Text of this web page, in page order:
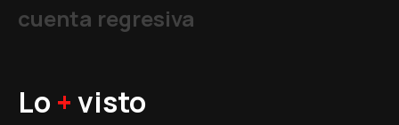
cuenta regresiva
Lo +visto